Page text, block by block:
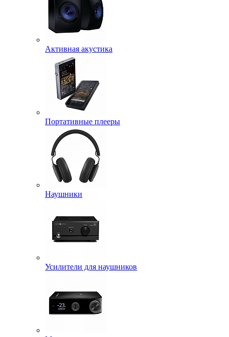
Активная акустика
Портативные плееры
Наушники
Усилители для наушников